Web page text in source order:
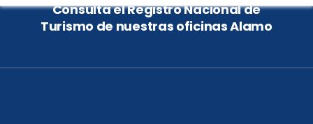
Consulta el Registro Nacional de
Turismo de nuestras oficinas Alamo​​